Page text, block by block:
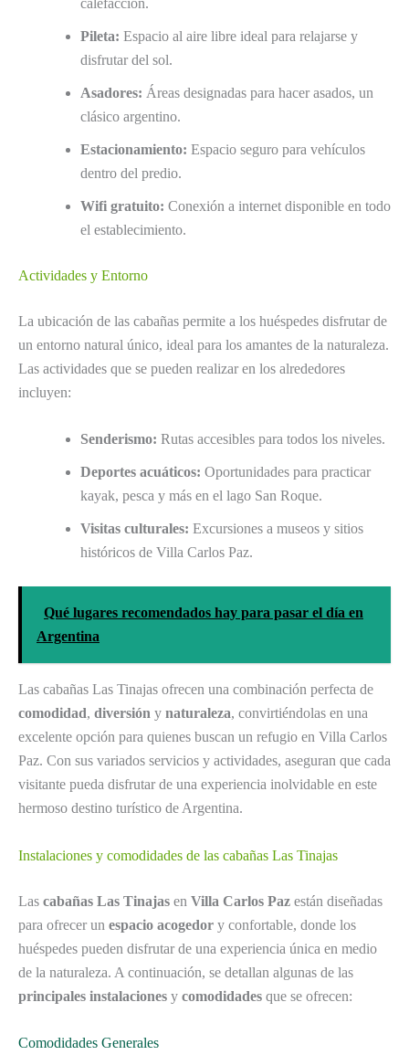
Pileta: Espacio al aire libre ideal para relajarse y
disfrutar del sol.
Asadores: Áreas designadas para hacer asados, un
clásico argentino.
Estacionamiento: Espacio seguro para vehículos
dentro del predio.
Wifi gratuito: Conexión a internet disponible en todo
el establecimiento.
Actividades y Entorno
La ubicación de las cabañas permite a los huéspedes disfrutar de
un entorno natural único, ideal para los amantes de la naturaleza.
Las actividades que se pueden realizar en los alrededores
incluyen:
Senderismo: Rutas accesibles para todos los niveles.
Deportes acuáticos: Oportunidades para practicar
kayak, pesca y más en el lago San Roque.
Visitas culturales: Excursiones a museos y sitios
históricos de Villa Carlos Paz.
Qué lugares recomendados hay para pasar el día en
Argentina
Las cabañas Las Tinajas ofrecen una combinación perfecta de
comodidad, diversión y naturaleza, convirtiéndolas en una
excelente opción para quienes buscan un refugio en Villa Carlos
Paz. Con sus variados servicios y actividades, aseguran que cada
visitante pueda disfrutar de una experiencia inolvidable en este
hermoso destino turístico de Argentina.
Instalaciones y comodidades de las cabañas Las Tinajas
Las cabañas Las Tinajas en Villa Carlos Paz están diseñadas
para ofrecer un espacio acogedor y confortable, donde los
huéspedes pueden disfrutar de una experiencia única en medio
de la naturaleza. A continuación, se detallan algunas de las
principales instalaciones y comodidades que se ofrecen:
Comodidades Generales